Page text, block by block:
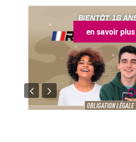
en savoir plus